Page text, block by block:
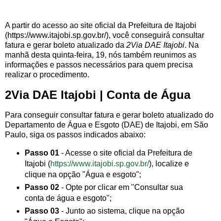
A partir do acesso ao site oficial da Prefeitura de Itajobi
(https://www.itajobi.sp.gov.br/), você conseguirá consultar
fatura e gerar boleto atualizado da 2Via DAE Itajobi. Na
manhã desta quinta-feira, 19, nós também reunimos as
informações e passos necessários para quem precisa
realizar o procedimento.
2Via DAE Itajobi | Conta de Água
Para conseguir consultar fatura e gerar boleto atualizado do
Departamento de Água e Esgoto (DAE) de Itajobi, em São
Paulo, siga os passos indicados abaixo:
Passo 01- Acesse o site oficial da Prefeitura de
Itajobi (https://www.itajobi.sp.gov.br/), localize e
clique na opção "Água e esgoto";
Passo 02- Opte por clicar em "Consultar sua
conta de água e esgoto";
Passo 03- Junto ao sistema, clique na opção